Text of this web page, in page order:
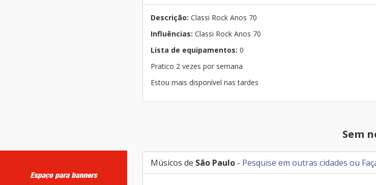
Descrição: Classi Rock Anos 70
Influências: Classi Rock Anos 70
Lista de equipamentos: 0
Pratico 2 vezes por semana
Estou mais disponível nas tardes
Sem
Músicos de São Paulo - Pesquise em outras cidades ou